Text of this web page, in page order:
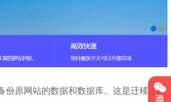
份原网站的数据和数据库。这是迁移过程